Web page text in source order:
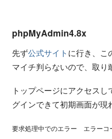
phpMyAdmin4.8x
先ず公式サイト に行き、こ
マイチ判らないので、取
トップページにアクセス
グインできて初期画面が現
要求処理中でのエラー エラー